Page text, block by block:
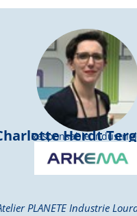
Herdt
Responsable
PLANETE Industrie